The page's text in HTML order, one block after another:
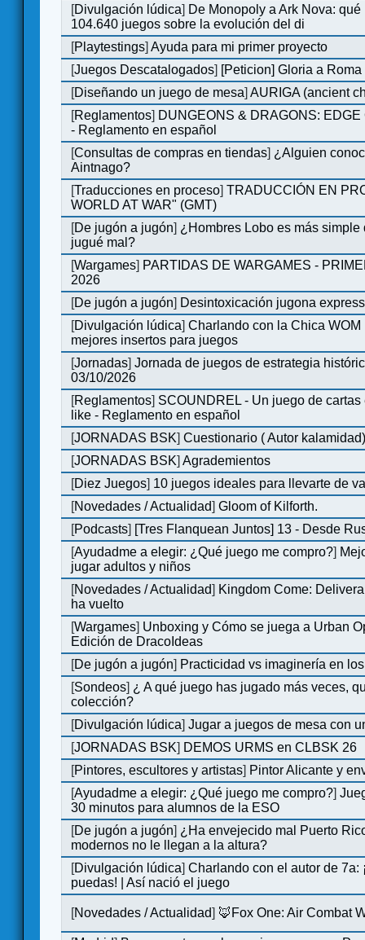
[Divulgación lúdica] De Monopoly a Ark Nova:
104.640 juegos sobre la evolución del di
[Playtestings]Ayuda para mi primer proyecto
[Juegos Descatalogados] [Peticion] Gloria a Roma
[Diseñando un juego de mesa]AURIGA (ancient
[Reglamentos] DUNGEONS & DRAGONS:
- Reglamento en español
[Consultas de compras en tiendas] ¿Alguien
Aintnago?
[Traducciones en proceso]TRADUCCIÓN EN
WORLD AT WAR" (GMT)
[De jugón a jugón] ¿Hombres Lobo es más simple
jugué mal?
[Wargames] PARTIDAS DE WARGAMES -
2026
[De jugón a jugón] Desintoxicación jugona express
[Divulgación lúdica]Charlando con la Chica WOM
mejores insertos para juegos
[Jornadas]Jornada de juegos de estrategia
03/10/2026
[Reglamentos] SCOUNDREL - Un juego de
like - Reglamento en español
[JORNADAS BSK]Cuestionario ( Autor
[JORNADAS BSK]Agrademientos
[Diez Juegos] 10 juegos ideales para llevarte de
[Novedades / Actualidad]Gloom of Kilforth.
[Podcasts] [Tres Flanquean Juntos] 13 - Desde
[Ayudadme a elegir: ¿Qué juego me compro?]
jugar adultos y niños
[Novedades / Actualidad] Kingdom Come:
ha vuelto
[Wargames] Unboxing y Cómo se juega a Urban
Edición de DracoIdeas
[De jugón a jugón] Practicidad vs imaginería en
[Sondeos] ¿ A qué juego has jugado más veces,
colección?
[Divulgación lúdica]Jugar a juegos de mesa con
[JORNADAS BSK] DEMOS URMS en CLBSK 26
[Pintores, escultores y artistas] Pintor Alicante y
[Ayudadme a elegir: ¿Qué juego me compro?]
30 minutos para alumnos de la ESO
[De jugón a jugón] ¿Ha envejecido mal Puerto
modernos no le llegan a la altura?
[Divulgación lúdica]Charlando con el autor de 7a:
puedas! | Así nació el juego
[Novedades / Actualidad] 🦊Fox One: Air Combat